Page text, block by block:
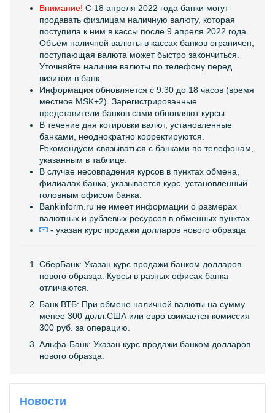
Внимание! C 18 апреля 2022 года банки могут
продавать физлицам наличную валюту, которая
поступила к ним в кассы после 9 апреля 2022 года.
Объём наличной валюты в кассах банков ограничен,
поступающая валюта может быстро закончиться.
Уточняйте наличие валюты по телефону перед
визитом в банк.
Информация обновляется с 9:30 до 18 часов (время
местное MSK+2). Зарегистрированные
представители банков сами обновляют курсы.
В течение дня котировки валют, установленные
банками, неоднократно корректируются.
Рекомендуем связываться с банками по телефонам,
указанным в таблице.
В случае несовпадения курсов в пунктах обмена,
филиалах банка, указывается курс, установленный
головным офисом банка.
Bankinform.ru не имеет информации о размерах
валютных и рублевых ресурсов в обменных пунктах.
- указан курс продажи долларов нового образца
СберБанк: Указан курс продажи банком долларов
нового образца. Курсы в разных офисах банка
отличаются.
Банк ВТБ: При обмене наличной валюты на сумму
менее 300 долл.США или евро взимается комиссия
300 руб. за операцию.
Альфа-Банк: Указан курс продажи банком долларов
нового образца.
Новости